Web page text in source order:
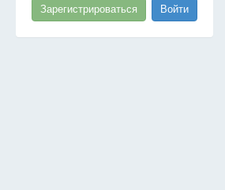
Зарегистрироваться Войти